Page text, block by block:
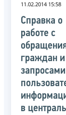
11.02.2014 15:58
Справка о
работе с
граждан и
запросами
в